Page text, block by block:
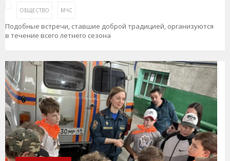
ОБЩЕСТВО МЧС
Подобные встречи, ставшие доброй традицией, организуются
в течение всего летнего сезона